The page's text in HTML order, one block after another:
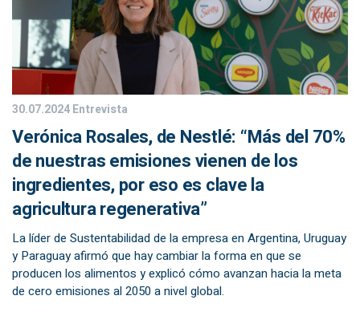
30.07.2024Entrevista
Verónica Rosales, de Nestlé: “Más del 70%
de nuestras emisiones vienen de los
ingredientes, por eso es clave la
agricultura regenerativa”
La líder de Sustentabilidad de la empresa en Argentina, Uruguay
y Paraguay afirmó que hay cambiar la forma en que se
producen los alimentos y explicó cómo avanzan hacia la meta
de cero emisiones al 2050 a nivel global.